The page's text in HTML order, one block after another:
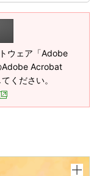
ウェア「Adobe
Adobe Acrobat
ください。